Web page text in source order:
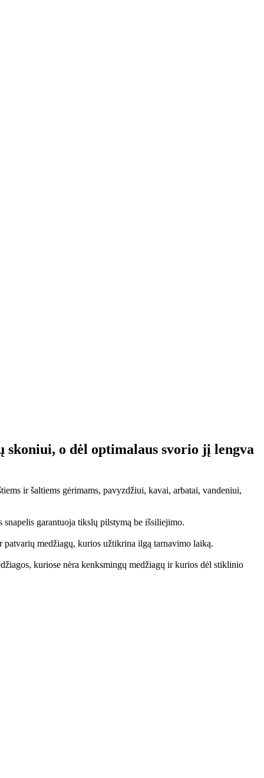
o dėl optimalaus svorio jį lengva
ir šaltiems gėrimams, pavyzdžiui, kavai, arbatai, vandeniui,
garantuoja tikslų pilstymą be išsiliejimo.
medžiagų, kurios užtikrina ilgą tarnavimo laiką.
kuriose nėra kenksmingų medžiagų ir kurios dėl stiklinio